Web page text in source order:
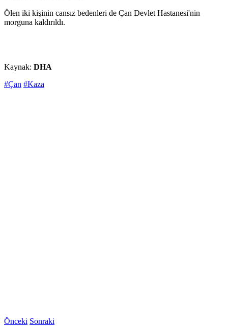
Ölen iki kişinin cansız bedenleri de Çan Devlet Hastanesi'nin
morguna kaldırıldı.
Kaynak: DHA
#Çan #Kaza
Önceki Sonraki